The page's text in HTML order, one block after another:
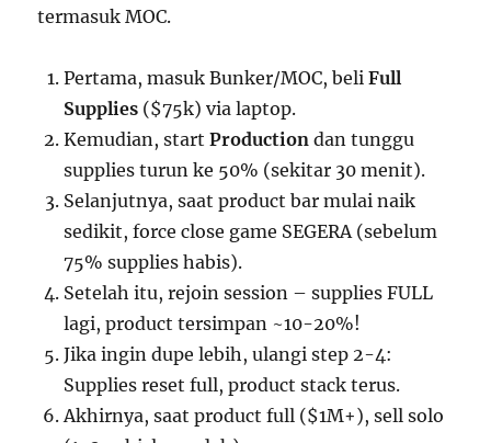
termasuk MOC.
Pertama, masuk Bunker/MOC, beliFull
Supplies ($75k) via laptop.
Kemudian, startProduction dan tunggu
supplies turun ke 50% (sekitar 30 menit).
Selanjutnya, saat product bar mulai naik
sedikit, force close game SEGERA (sebelum
75% supplies habis).
Setelah itu, rejoin session – supplies FULL
lagi, product tersimpan ~10-20%!
Jika ingin dupe lebih, ulangi step 2-4:
Supplies reset full, product stack terus.
Akhirnya, saat product full ($1M+), sell solo